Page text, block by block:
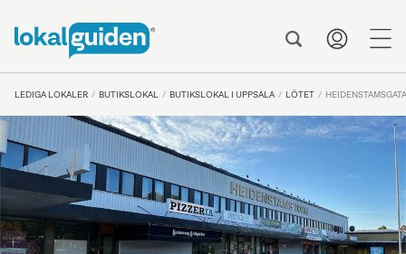
LEDIGA LOKALER BUTIKSLOKAL BUTIKSLOKAL I UPPSALA LÖTET